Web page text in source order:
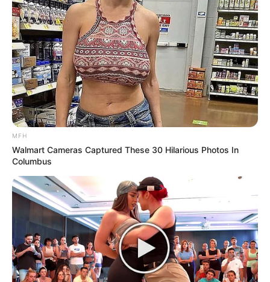
MFH
Walmart Cameras Captured These 30 Hilarious Photos In
Columbus